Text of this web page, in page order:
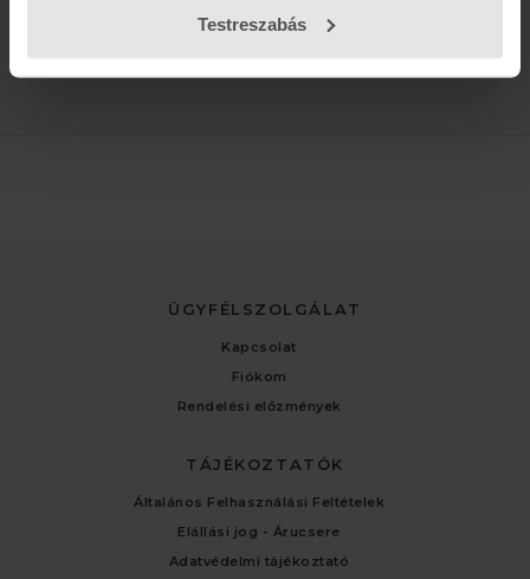
Testreszabás
+36 (30) 478-1540,Kölcsönző
ÜGYFÉLSZOLGÁLAT
Kapcsolat
Fiókom
Rendelési előzmények
TÁJÉKOZTATÓK
Általános Felhasználási Feltételek
Elállási jog - Árucsere
Adatvédelmi tájékoztató